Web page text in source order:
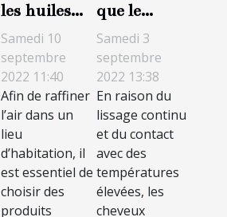
les huiles
essentielles
à mettre
dans un
diffuseur ?
Samedi 10
septembre
2022 11:40
Afin de raffiner
l’air dans un
lieu
d’habitation, il
est essentiel de
choisir des
produits
que le
lissage
brésilien et
comment il
affecte les
cheveux ?
Samedi 3
septembre
2022 13:38
En raison du
lissage continu
et du contact
avec des
températures
élevées, les
cheveux